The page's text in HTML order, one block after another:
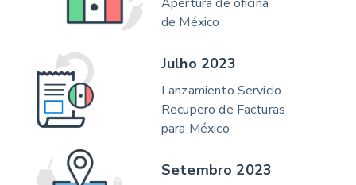
de México
Julho 2023
Lanzamiento Servicio
Recupero de Facturas
para México
Setembro 2023